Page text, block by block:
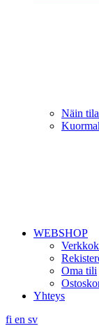
Näin
WEBSHOP
Oma tili
Yhteys
fi en sv